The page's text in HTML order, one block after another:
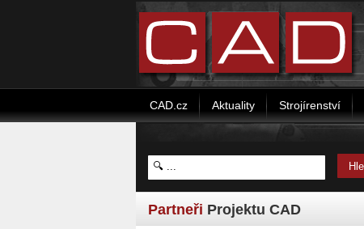
CAD.cz Aktuality Strojírenství
Partneři Projektu CAD